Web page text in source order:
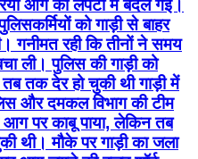
आग की लपटों में बदल गईं।
को गाड़ी से बाहर
गनीमत रही कि तीनों ने समय
ली। पुलिस की गाड़ी को
तक देर हो चुकी थी गाड़ी में
और दमकल विभाग की टीम
पर काबू पाया, लेकिन तब
थी। मौके पर गाड़ी का जला